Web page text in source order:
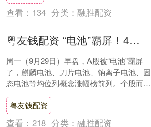
查看： 134 分类： 融胜配资
粤友钱配资 “电池”霸屏！4大利好持续发酵 板块15股已翻倍
周一（9月29日）早盘，A股被“电池”霸屏
了，麒麟电池、刀片电池、钠离子电池、固
态电池等均位列概念涨幅榜前列。个股而
言，万润新能、天际股份涨停；湖南裕能、
力王股....
粤友钱配资
查看： 218 分类： 融胜配资